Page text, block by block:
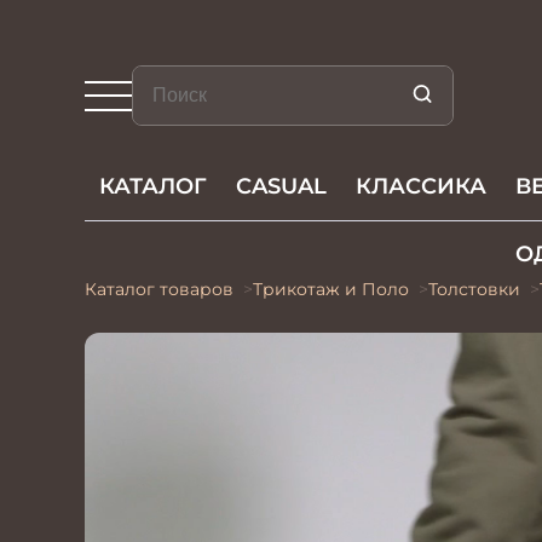
КАТАЛОГ CASUAL КЛАССИКА
Каталог товаров Трикотаж и Поло Толстовки